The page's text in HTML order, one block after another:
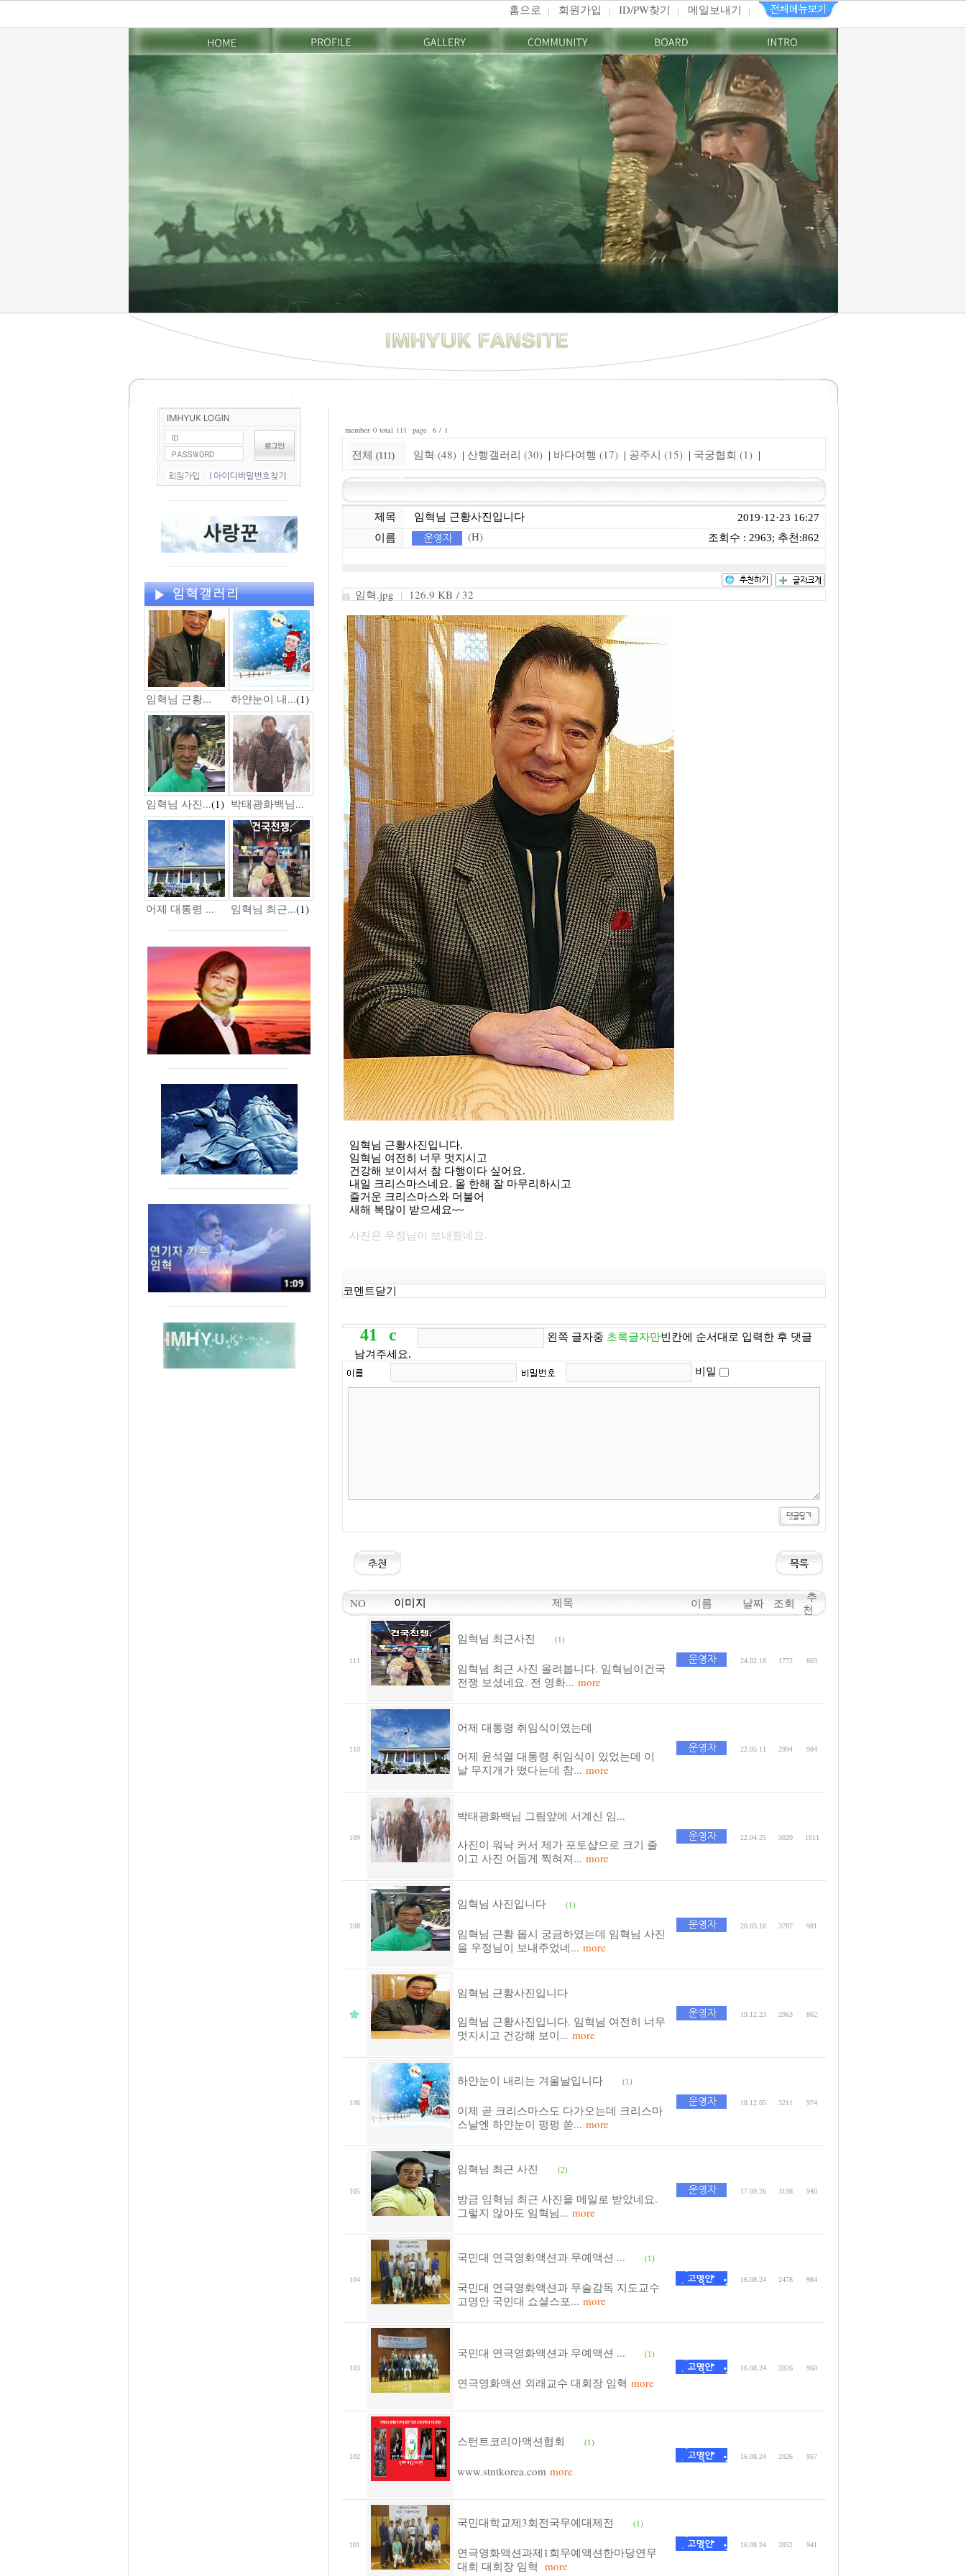
홈으로 회원가입 ID/PW찾기 메일보내기
임혁님 근황... 하얀눈이 내...(1)
임혁님 사진...(1) 박태광화백님...
어제 대통령 ... 임혁님 최근...(1)
member 0 total 111 page 6 / 1
전체 (111) 임혁 (48) | 산행갤러리 (30) | 바다여행 (17) | 공주시 (15) | 국궁협회 (1) |
제목 임혁님 근황사진입니다
2019·12·23 16:27
이름
(H) 조회수 : 2963; 추천:862
임혁.jpg | 126.9 KB / 32
임혁님 근황사진입니다.
임혁님 여전히 너무 멋지시고
건강해 보이셔서 참 다행이다 싶어요.
내일 크리스마스네요. 올 한해 잘 마무리하시고
즐거운 크리스마스와 더불어
새해 복많이 받으세요~~
사진은 우정님이 보내줬네요.
코멘트닫기
41 c 왼쪽 글자중 초록글자만빈칸에 순서대로 입력한 후 댓글
남겨주세요.
비밀
NO 이미지 제목 이름 날짜 조회
추
천
111
임혁님 최근사진 (1)
임혁님 최근 사진 올려봅니다. 임혁님이건국
전쟁 보셨네요. 전 영화... more
24.02.18 1772 803
110
어제 대통령 취임식이였는데
어제 윤석열 대통령 취임식이 있었는데 이
날 무지개가 떴다는데 참... more
22.05.11 2994 984
109
박태광화백님 그림앞에 서계신 임...
사진이 워낙 커서 제가 포토샵으로 크기 줄
이고 사진 어둡게 찍혀져... more
22.04.25 3020 1011
108
임혁님 사진입니다 (1)
임혁님 근황 몹시 궁금하였는데 임혁님 사진
을 우정님이 보내주었네... more
20.03.18 3787 981
임혁님 근황사진입니다
임혁님 근황사진입니다. 임혁님 여전히 너무
멋지시고 건강해 보이... more
19.12.23 2963 862
106
하얀눈이 내리는 겨울날입니다 (1)
이제 곧 크리스마스도 다가오는데 크리스마
스날엔 하얀눈이 펑펑 쏟... more
18.12.05 3211 974
105
임혁님 최근 사진 (2)
방금 임혁님 최근 사진을 메일로 받았네요.
그렇지 않아도 임혁님... more
17.09.26 3198 940
104
국민대 연극영화액션과 무예액션 ... (1)
국민대 연극영화액션과 무술감독 지도교수
고명안 국민대 쇼셜스포... more
16.08.24 2478 984
103
국민대 연극영화액션과 무예액션 ... (1)
연극영화액션 외래교수 대회장 임혁 more
16.08.24 2026 960
102
스턴트코리아액션협회 (1)
www.stntkorea.commore
16.08.24 2026 957
101
국민대학교제3회전국무예대제전 (1)
연극영화액션과제1회무예액션한마당연무
대회 대회장 임혁 more
16.08.24 2052 941